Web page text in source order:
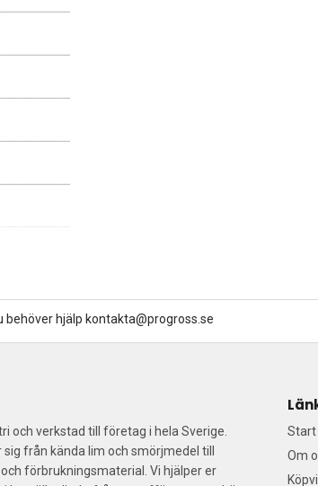
hjälp kontakta@progross.se
och verkstad till företag i hela Sverige.
från kända lim och smörjmedel till
förbrukningsmaterial. Vi hjälper er
Start
Om